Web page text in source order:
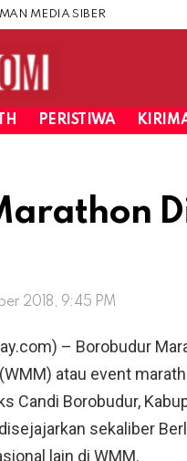
MEDIA SIBER
PERISTIWA
2018, 9:45 PM
– Borobudur
atau event
Candi Borobudur,
sekaliber
lain di WMM.